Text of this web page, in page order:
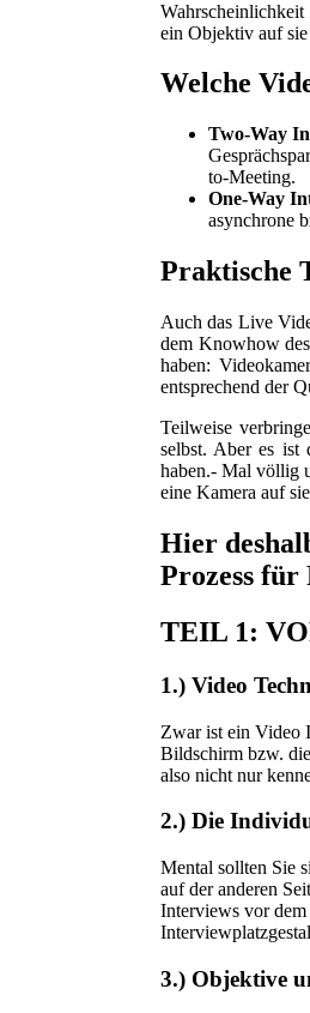
Wahrscheinlichkeit
ein Objektiv auf
Welche
Two-Way
to-Meeting.
One-Way
asynchrone
Praktische
Auch das Live
dem Knowhow
haben:
entsprechend der
Teilweise
selbst. Aber es ist
haben.- Mal völlig
eine Kamera auf
Hier
Prozess
TEIL 1:
1.) Video
Zwar ist ein Video
Bildschirm bzw.
also nicht nur
2.) Die
Mental sollten Sie
auf der anderen
Interviews vor dem
3.) Objektive